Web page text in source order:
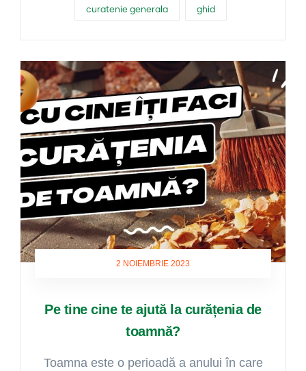
curatenie generala ghid
2 NOIEMBRIE 2023
Pe tine cine te ajută la curățenia de
toamnă?
Toamna este o perioadă a anului în care